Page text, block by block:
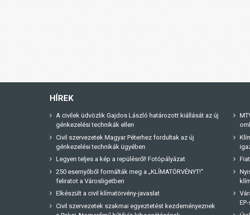
HÍREK
A civilek üdvözlik Gajdos László határozott kiállását az új
génkezelési technikák ellen
Civil szervezetek Magyar Péterhez fordultak az új
génkezelési technikák ügyében
Legyen teljes a kép a repülésről! Fotópályázat
250 esernyőből formálták meg a „KLÍMATÖRVÉNYT!"
feliratot a Városligetben
Elkészült a civil klímatörvény-javaslat
Civil szervezetek szakmai egyeztetést kezdeményeznek